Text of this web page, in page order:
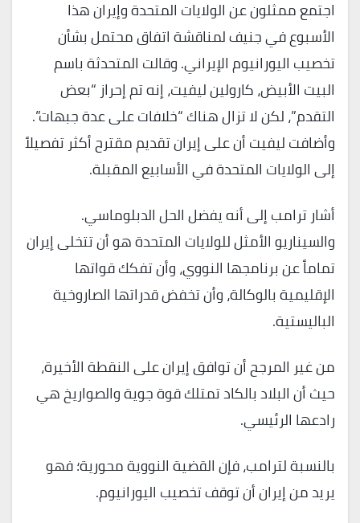
اجتمع ممثلون عن الولايات المتحدة وإيران هذا
الأسبوع في جنيف لمناقشة اتفاق محتمل بشأن
تخصيب اليورانيوم الإيراني. وقالت المتحدثة باسم
البيت الأبيض، كارولين ليفيت، إنه تم إحراز “بعض
التقدم”، لكن لا تزال هناك “خلافات على عدة جبهات”.
وأضافت ليفيت أن على إيران تقديم مقترح أكثر تفصيلاً
إلى الولايات المتحدة في الأسابيع المقبلة.
أشار ترامب إلى أنه يفضل الحل الدبلوماسي.
والسيناريو الأمثل للولايات المتحدة هو أن تتخلى إيران
تماماً عن برنامجها النووي، وأن تفكك قواتها
الإقليمية بالوكالة، وأن تخفض قدراتها الصاروخية
الباليستية.
من غير المرجح أن توافق إيران على النقطة الأخيرة،
حيث أن البلاد بالكاد تمتلك قوة جوية والصواريخ هي
رادعها الرئيسي.
بالنسبة لترامب، فإن القضية النووية محورية؛ فهو
يريد من إيران أن توقف تخصيب اليورانيوم.